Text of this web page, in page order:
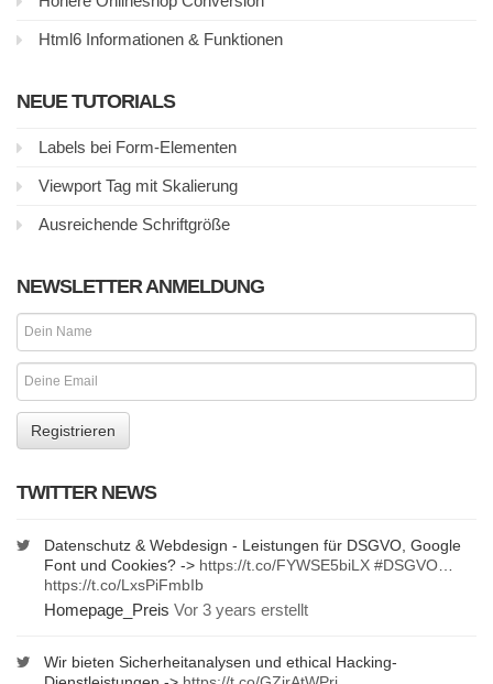
Html6 Informationen & Funktionen
NEUE TUTORIALS
Labels bei Form-Elementen
Viewport Tag mit Skalierung
Ausreichende Schriftgröße
NEWSLETTER ANMELDUNG
TWITTER NEWS
Datenschutz & Webdesign - Leistungen für DSGVO, Google
Font und Cookies? -> https://t.co/FYWSE5biLX #DSGVO
https://t.co/LxsPiFmbIb
Homepage_Preis Vor 3 years erstellt
Wir bieten Sicherheitanalysen und ethical Hacking-